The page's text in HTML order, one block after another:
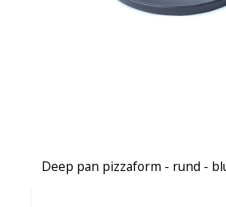
Deep pan pizzaform - rund -